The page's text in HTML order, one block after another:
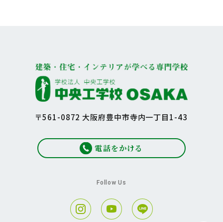
〒561-0872 大阪府豊中市寺内一丁目1-43
電話をかける
Follow Us